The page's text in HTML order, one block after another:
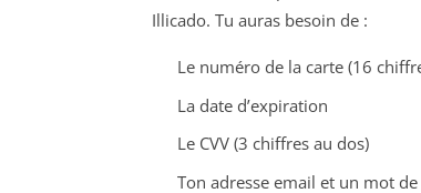
Illicado. Tu auras besoin de :
Le numéro de la carte (16
La date d’expiration
Le CVV (3 chiffres au dos)
Ton adresse email et un mot de